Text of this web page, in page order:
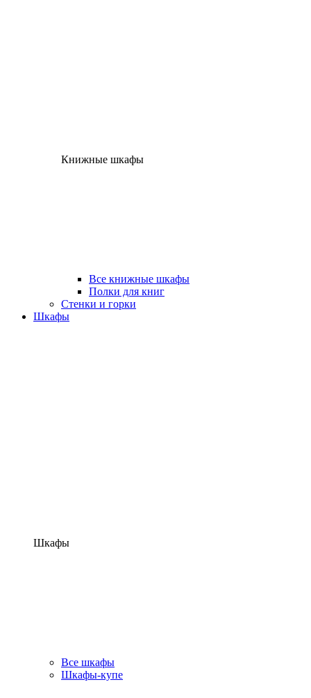
Книжные шкафы
Все книжные шкафы
Полки для книг
Стенки и горки
Шкафы
Шкафы
Все шкафы
Шкафы-купе